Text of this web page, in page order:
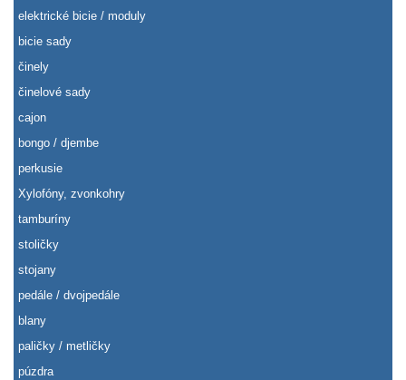
elektrické bicie / moduly
bicie sady
činely
činelové sady
cajon
bongo / djembe
perkusie
Xylofóny, zvonkohry
tamburíny
stoličky
stojany
pedále / dvojpedále
blany
paličky / metličky
púzdra